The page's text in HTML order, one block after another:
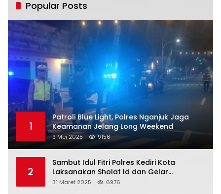
Popular Posts
1
Patroli Blue Light, Polres Nganjuk Jaga
Keamanan Jelang Long Weekend
9 Mei 2025 9156
2
Sambut Idul Fitri Polres Kediri Kota
Laksanakan Sholat Id dan Gelar
Halalbihalal
31 Maret 2025 6976